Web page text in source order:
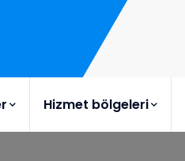
Hizmet bölgeleri